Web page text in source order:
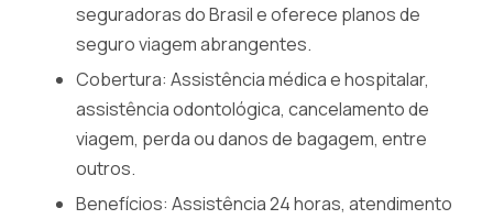
seguradoras do Brasil e oferece planos de
seguro viagem abrangentes.
Cobertura: Assistência médica e hospitalar,
assistência odontológica, cancelamento de
viagem, perda ou danos de bagagem, entre
outros.
Benefícios: Assistência 24 horas, atendimento